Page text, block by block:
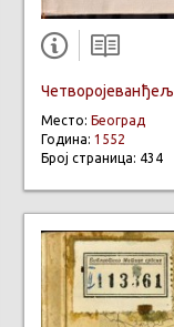
Место: Београд
Година: 1552
Број страница: 434